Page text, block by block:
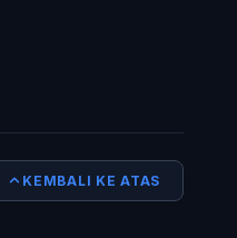
KEMBALI KE ATAS